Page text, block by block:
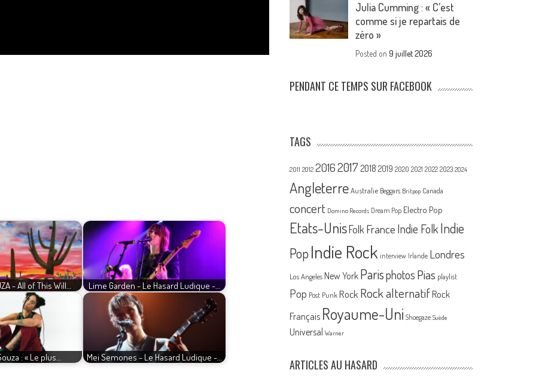
- All of This Will… Lime Garden - Le Hasard Ludique -…
: « Le plus… Mei Semones - Le Hasard Ludique -…
Julia Cumming : « C’est
comme si je repartais de
zéro »
Posted on9 juillet 2026
PENDANT CE TEMPS SUR FACEBOOK
TAGS
2011 2012 20162017 2018 2019 2020 2021 2022 2023 2024
Angleterre Australie Beggars Britpop Canada
concert Domino Records Dream Pop Electro Pop
Etats-UnisFolk France Indie FolkIndie
PopIndie Rock interview Irlande Londres
Los Angeles New York Parisphotos Pias playlist
Pop Post Punk Rock Rock alternatif Rock
Français Royaume-Uni Shoegaze Suède
Universal Warner
ARTICLES AU HASARD